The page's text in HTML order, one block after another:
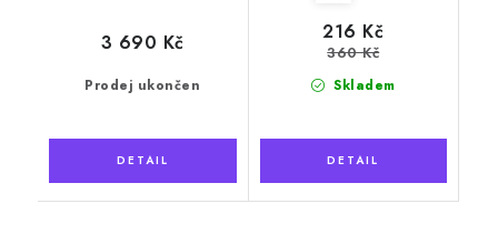
Prodej ukončen
3 690 Kč
Skladem
216 Kč
360 Kč